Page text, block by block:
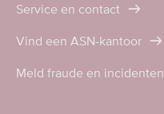
Service en contact
Vind een ASN-kantoor
Meld fraude en incidenten